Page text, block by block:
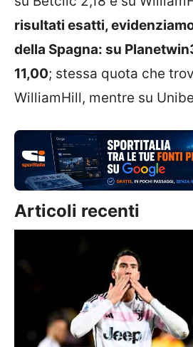
risultati esatti,
della Spagna: su
11,00; stessa quota che
WilliamHill, mentre su
Articoli recenti